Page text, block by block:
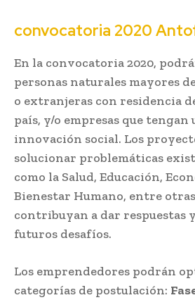
convocatoria 2020
En la convocatoria 2020,
personas naturales mayores
o extranjeras con residencia
país, y/o empresas que tengan
innovación social. Los
solucionar problemáticas
como la Salud, Educación,
Bienestar Humano, entre
contribuyan a dar respuestas
futuros desafíos.
Los emprendedores podrán
categorías de postulación: